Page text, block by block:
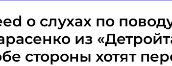
о слухах по
из
стороны хотят